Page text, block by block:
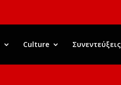
Culture Συνεντεύξεις